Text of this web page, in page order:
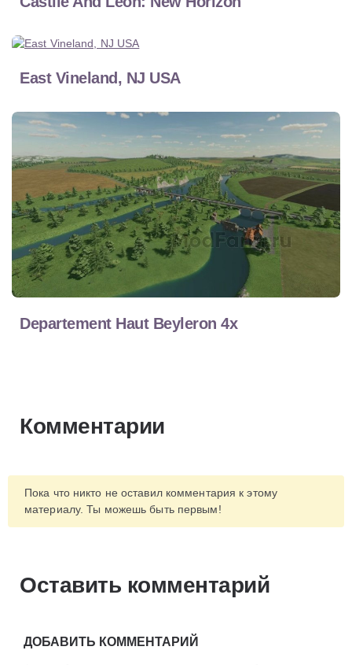
East Vineland, NJ USA
Departement Haut Beyleron 4x
Комментарии
Пока что никто не оставил комментария к этому
материалу. Ты можешь быть первым!
Оставить комментарий
ДОБАВИТЬ КОММЕНТАРИЙ